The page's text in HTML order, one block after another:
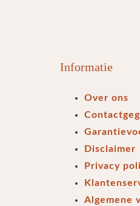
Informatie
Over ons
Disclaimer
Privacy
Algemene